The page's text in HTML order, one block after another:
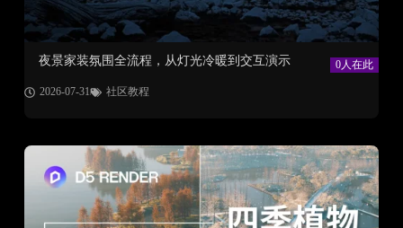
夜景家装氛围全流程，从灯光冷暖到交互演示 0人在此
2026-07-31 社区教程